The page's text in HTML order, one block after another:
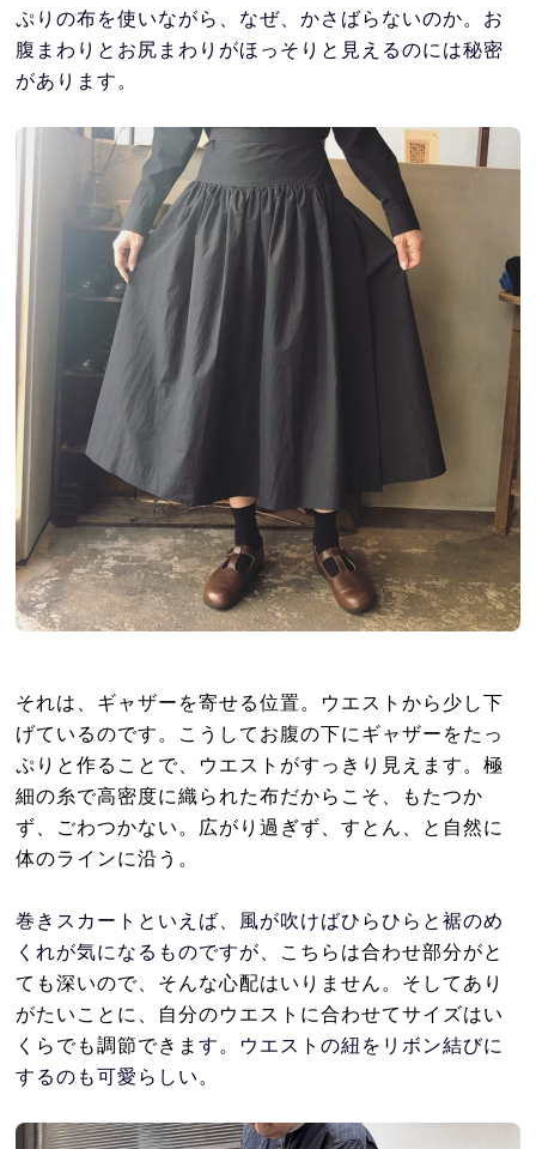
ぷりの布を使いながら、なぜ、かさばらないのか。お
腹まわりとお尻まわりがほっそりと見えるのには秘密
があります。
それは、ギャザーを寄せる位置。ウエストから少し下
げているのです。こうしてお腹の下にギャザーをたっ
ぷりと作ることで、ウエストがすっきり見えます。極
細の糸で高密度に織られた布だからこそ、もたつか
ず、ごわつかない。広がり過ぎず、すとん、と自然に
体のラインに沿う。
巻きスカートといえば、風が吹けばひらひらと裾のめ
くれが気になるものですが 、こちらは合わせ部分がと
ても深いので、そんな心配はいりません。そしてあり
がたいことに、自分のウエストに合わせてサイズはい
くらでも調節できます。ウエストの紐をリボン結びに
するのも可愛らしい。